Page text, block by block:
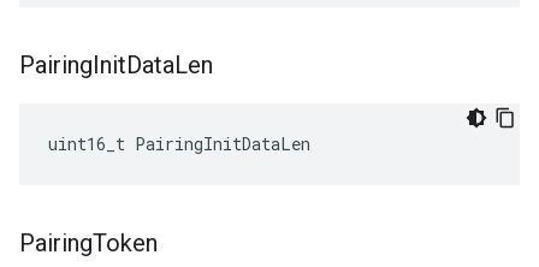
PairingInitDataLen
uint16_t PairingInitDataLen
PairingToken